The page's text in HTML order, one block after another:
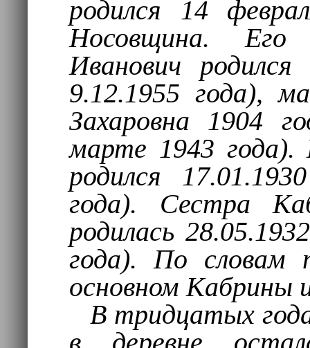
родился 14
Носовщина.
Иванович
9.12.1955 года),
Захаровна 1904
марте 1943
родился
года). Сестра
родилась
года). По словам
основном Кабрины
В тридцатых